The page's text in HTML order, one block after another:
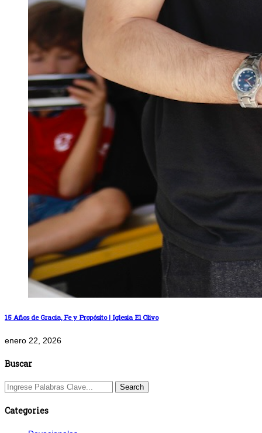
15 Años de Gracia, Fe y Propósito | Iglesia El Olivo
enero 22, 2026
Buscar
Categories